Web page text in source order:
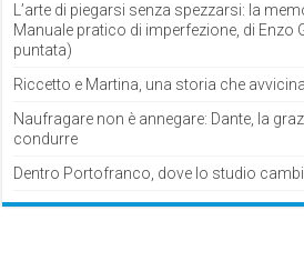
L’arte di piegarsi senza spezzarsi: la
Manuale pratico di imperfezione, di Enzo
puntata)
Riccetto e Martina, una storia che avvicina
Naufragare non è annegare: Dante, la
condurre
Dentro Portofranco, dove lo studio